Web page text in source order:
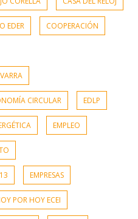
EDER COOPERACIÓN
CIRCULAR EDLP
EMPLEO
EMPRESAS
POR HOY ECEI